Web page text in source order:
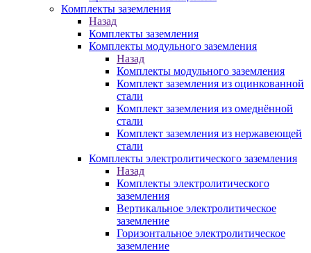
Комплекты заземления
Назад
Комплекты заземления
Комплекты модульного заземления
Назад
Комплекты модульного заземления
Комплект заземления из оцинкованной
стали
Комплект заземления из омеднённой
стали
Комплект заземления из нержавеющей
стали
Комплекты электролитического заземления
Назад
Комплекты электролитического
заземления
Вертикальное электролитическое
заземление
Горизонтальное электролитическое
заземление